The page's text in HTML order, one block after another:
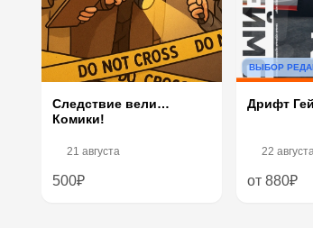
Следствие вели…
Комики!
21 августа
500₽
ВЫБОР
Дрифт
22
от 880₽